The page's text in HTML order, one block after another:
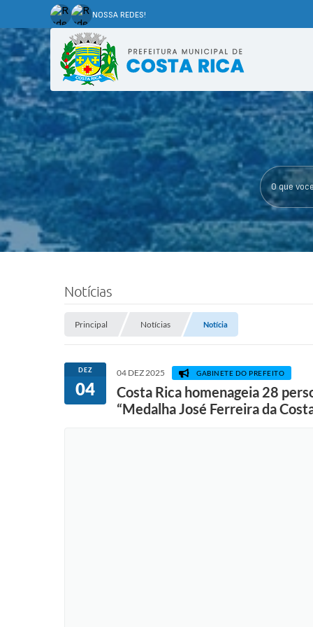
O que voce
NOSSA REDES!
Notícias
Principal Notícias Notícia
DEZ
04
04 DEZ 2025 GABINETE DO PREFEITO
Costa Rica homenageia 28
“Medalha José Ferreira da